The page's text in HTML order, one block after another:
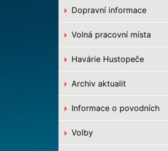
Dopravní informace
Volná pracovní místa
Havárie Hustopeče
Archiv aktualit
Informace o povodních
Volby